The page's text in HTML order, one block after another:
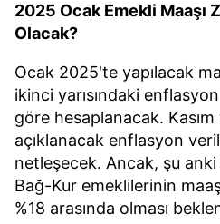
Çerezlere ilişkin tercihlerinizi
vasıtasıyla belirleyebilirsiniz.
Metnimiziziyaret edebilirsiniz.
6698 sayılı Kişisel Verilerin
hazırlanmış Aydınlatma
ilgili mevzuata uygun olarak
almak için lütfen tıklayınız.
2025 Ocak Emekli Maaşı
Olacak?
Ocak 2025'te yapılacak
ikinci yarısındaki
göre hesaplanacak. Kasım
açıklanacak enflasyon
netleşecek. Ancak, şu
Bağ-Kur emeklilerinin
%18 arasında olması